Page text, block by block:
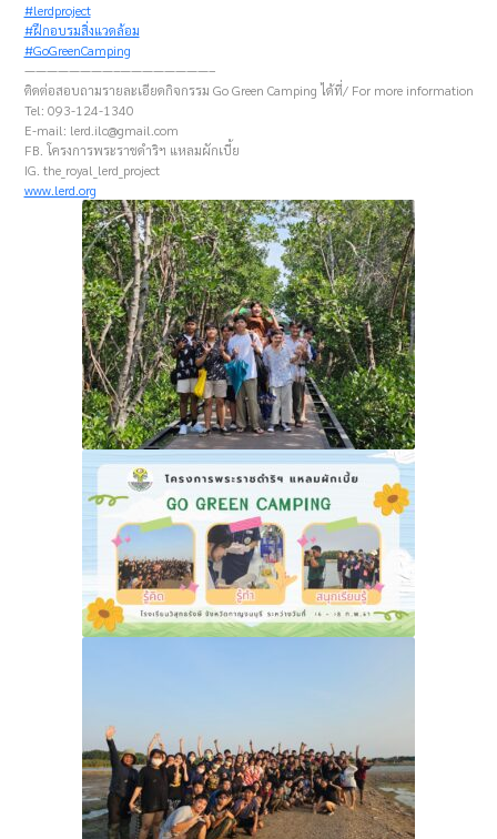
#lerdproject
#ฝึกอบรมสิ่งแวดล้อม
#GoGreenCamping
————————–————————–
ติดต่อสอบถามรายละเอียดกิจกรรม Go Green Camping ได้ที่/ For more information
Tel: 093-124-1340
E-mail: lerd.ilc@gmail.com
FB. โครงการพระราชดำริฯ แหลมผักเบี้ย
IG. the_royal_lerd_project
www.lerd.org